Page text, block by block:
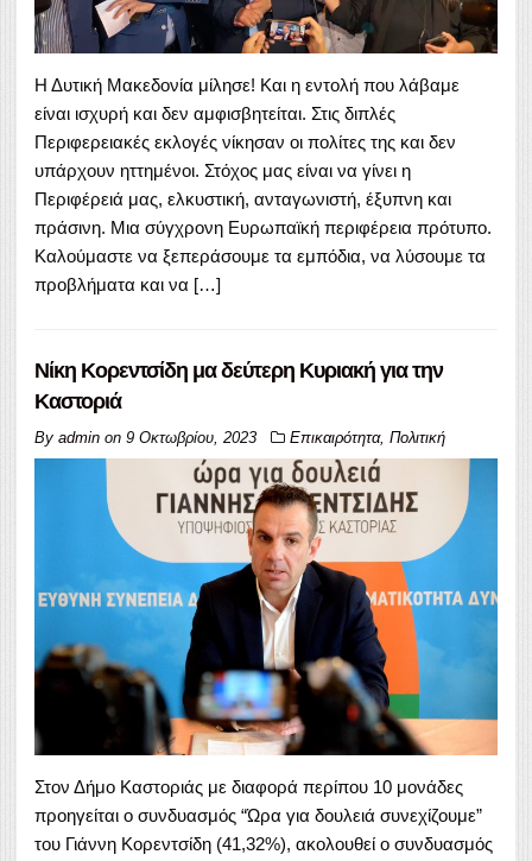
Η Δυτική Μακεδονία μίλησε! Και η εντολή που λάβαμε
είναι ισχυρή και δεν αμφισβητείται. Στις διπλές
Περιφερειακές εκλογές νίκησαν οι πολίτες της και δεν
υπάρχουν ηττημένοι. Στόχος μας είναι να γίνει η
Περιφέρειά μας, ελκυστική, ανταγωνιστή, έξυπνη και
πράσινη. Μια σύγχρονη Ευρωπαϊκή περιφέρεια πρότυπο.
Καλούμαστε να ξεπεράσουμε τα εμπόδια, να λύσουμε τα
προβλήματα και να […]
Νίκη Κορεντσίδη μα δεύτερη Κυριακή για την
Καστοριά
By admin on 9 Οκτωβρίου, 2023 Επικαιρότητα, Πολιτική
Στον Δήμο Καστοριάς με διαφορά περίπου 10 μονάδες
προηγείται ο συνδυασμός “Ώρα για δουλειά συνεχίζουμε”
του Γιάννη Κορεντσίδη (41,32%), ακολουθεί ο συνδυασμός